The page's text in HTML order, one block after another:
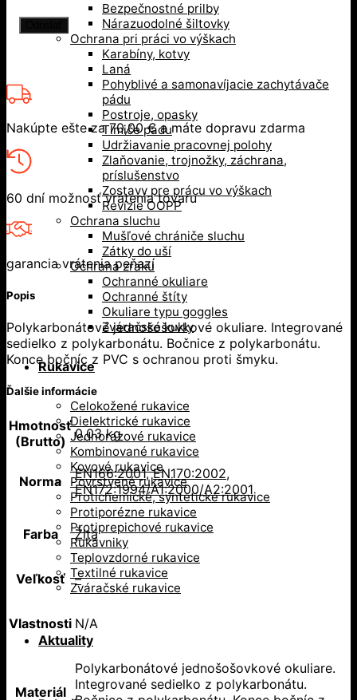
Bezpečnostné prilby
Nárazuodolné šiltovky
Ochrana pri práci vo výškach
Karabíny, kotvy
Laná
Pohyblivé a samonavíjacie zachytávače
pádu
Postroje, opasky
Tlmiče pádu
Udržiavanie pracovnej polohy
Zlaňovanie, trojnožky, záchrana,
príslušenstvo
Zostavy pre prácu vo výškach
Revízie OOPP
Ochrana sluchu
Mušľové chrániče sluchu
Zátky do uší
Ochrana zraku
Ochranné okuliare
Ochranné štíty
Okuliare typu goggles
Zváračské kukly
Rukavice
Celokožené rukavice
Dielektrické rukavice
Jednorazové rukavice
Kombinované rukavice
Kovové rukavice
Povrstvené rukavice
Protichemické, syntetické rukavice
Protiporézne rukavice
Protiprepichové rukavice
Rukávniky
Teplovzdorné rukavice
Textilné rukavice
Zváračské rukavice
Aktuality
Nakúpte ešte za70,00€a máte dopravu zdarma
60 dní možnosť vrátenia tovaru
garancia vrátenia peňazí
Popis
Polykarbonátové jednošošovkové okuliare. Integrované
sedielko z polykarbonátu. Bočnice z polykarbonátu.
Konce bočníc z PVC s ochranou proti šmyku.
Ďalšie informácie
Hmotnosť
(Brutto)
0,03 kg
Norma EN166:2001,EN170:2002,
EN172:1994/A1:2000/A2:2001
Farba Žltá
Veľkosť –
Vlastnosti N/A
Materiál
Polykarbonátové jednošošovkové okuliare.
Integrované sedielko z polykarbonátu.